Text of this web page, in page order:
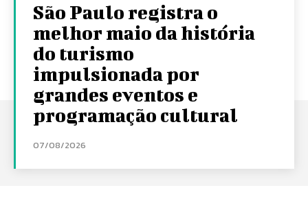
São Paulo registra o
melhor maio da história
do turismo
impulsionada por
grandes eventos e
programação cultural
07/08/2026